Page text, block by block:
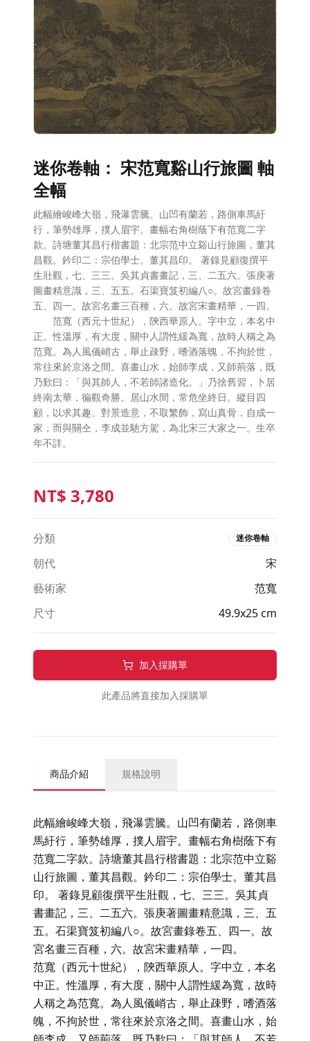
迷你卷軸： 宋范寬谿山行旅圖 軸
全幅
此幅繪峻峰大嶺，飛瀑雲騰。山凹有蘭若，路側車馬紆
行，筆勢雄厚，撲人眉宇。畫幅右角樹蔭下有范寬二字
款。詩塘董其昌行楷書題：北宗范中立谿山行旅圖，董其
昌觀。鈐印二：宗伯學士。董其昌印。 著錄見顧復撰平
生壯觀，七、三三。吳其貞書畫記，三、二五六。張庚著
圖畫精意識，三、五五。石渠寶笈初編八○。故宮畫錄卷
五、四一。故宮名畫三百種，六。故宮宋畫精華，一四。
范寬（西元十世紀），陝西華原人。字中立，本名中
正。性溫厚，有大度，關中人謂性緩為寬，故時人稱之為
范寬。為人風儀峭古，舉止疎野，嗜酒落魄，不拘於世，
常往來於京洛之間。喜畫山水，始師李成，又師荊落，既
乃歎曰：「與其師人，不若師諸造化。」乃捨舊習，卜居
終南太華，徧觀奇勝。居山水間，常危坐終日。縱目四
顧，以求其趣。對景造意，不取繁飾，寫山真骨，自成一
家，而與關仝，李成並馳方駕，為北宋三大家之一。生卒
年不詳。
NT$ 3,780
分類 迷你卷軸
朝代
宋
藝術家
范寬
尺寸
49.9x25 cm
加入採購單
此產品將直接加入採購單
商品介紹 規格說明
此幅繪峻峰大嶺，飛瀑雲騰。山凹有蘭若，路側車
馬紆行，筆勢雄厚，撲人眉宇。畫幅右角樹蔭下有
范寬二字款。詩塘董其昌行楷書題：北宗范中立谿
山行旅圖，董其昌觀。鈐印二：宗伯學士。董其昌
印。 著錄見顧復撰平生壯觀，七、三三。吳其貞
書畫記，三、二五六。張庚著圖畫精意識，三、五
五。石渠寶笈初編八○。故宮畫錄卷五、四一。故
宮名畫三百種，六。故宮宋畫精華，一四。
范寬（西元十世紀），陝西華原人。字中立，本名
中正。性溫厚，有大度，關中人謂性緩為寬，故時
人稱之為范寬。為人風儀峭古，舉止疎野，嗜酒落
魄，不拘於世，常往來於京洛之間。喜畫山水，始